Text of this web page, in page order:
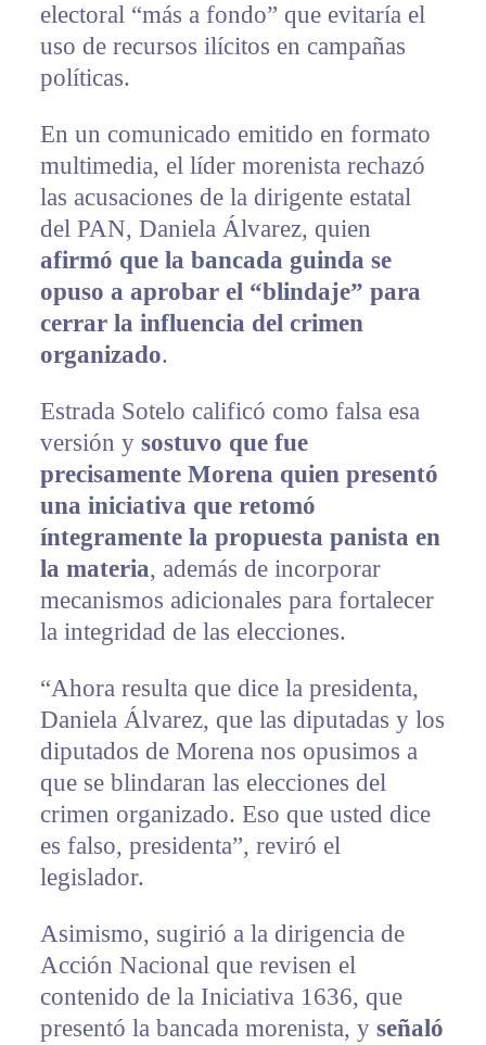
electoral “más a fondo” que evitaría el
uso de recursos ilícitos en campañas
políticas.
En un comunicado emitido en formato
multimedia, el líder morenista rechazó
las acusaciones de la dirigente estatal
del PAN, Daniela Álvarez, quien
afirmó que la bancada guinda se
opuso a aprobar el “blindaje” para
cerrar la influencia del crimen
organizado.
Estrada Sotelo calificó como falsa esa
versión y sostuvo que fue
precisamente Morena quien presentó
una iniciativa que retomó
íntegramente la propuesta panista en
la materia, además de incorporar
mecanismos adicionales para fortalecer
la integridad de las elecciones.
“Ahora resulta que dice la presidenta,
Daniela Álvarez, que las diputadas y los
diputados de Morena nos opusimos a
que se blindaran las elecciones del
crimen organizado. Eso que usted dice
es falso, presidenta”, reviró el
legislador.
Asimismo, sugirió a la dirigencia de
Acción Nacional que revisen el
contenido de la Iniciativa 1636, que
presentó la bancada morenista, y señaló